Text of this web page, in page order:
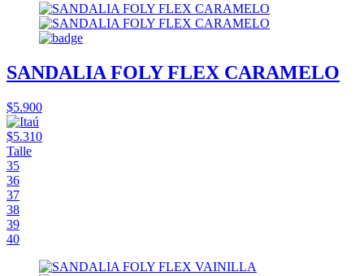
SANDALIA FOLY FLEX CARAMELO
$5.900
$5.310
Talle
35
36
37
38
39
40